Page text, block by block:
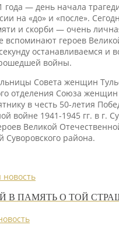
года — день начала
на «до» и «после».
и скорби — очень
вспоминают героев
останавливаемся и
войны.
Совета женщин
отделения Союза
в честь 50-летия
войне 1941-1945 гг. в г.
Великой
Суворовского района.
В ПАМЯТЬ О ТОЙ